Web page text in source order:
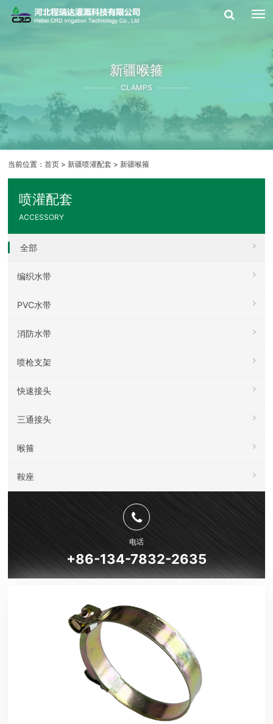
新疆喉箍
CLAMPS
当前位置：首页 > 新疆喷灌配套 > 新疆喉箍
喷灌配套
ACCESSORY
全部
编织水带
PVC水带
消防水带
喷枪支架
快速接头
三通接头
喉箍
鞍座
电话
+86-134-7832-2635